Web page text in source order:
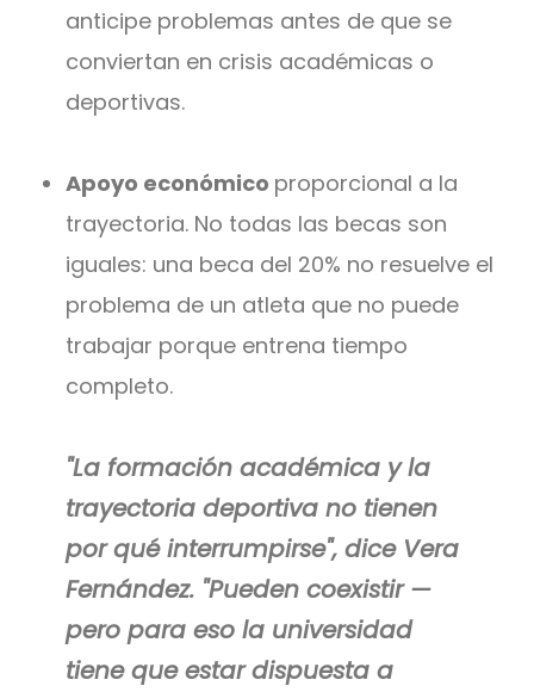
anticipe problemas antes de que se
conviertan en crisis académicas o
deportivas.
Apoyo económico proporcional a la
trayectoria. No todas las becas son
iguales: una beca del 20% no resuelve el
problema de un atleta que no puede
trabajar porque entrena tiempo
completo.
"La formación académica y la
trayectoria deportiva no tienen
por qué interrumpirse", dice Vera
Fernández. "Pueden coexistir —
pero para eso la universidad
tiene que estar dispuesta a